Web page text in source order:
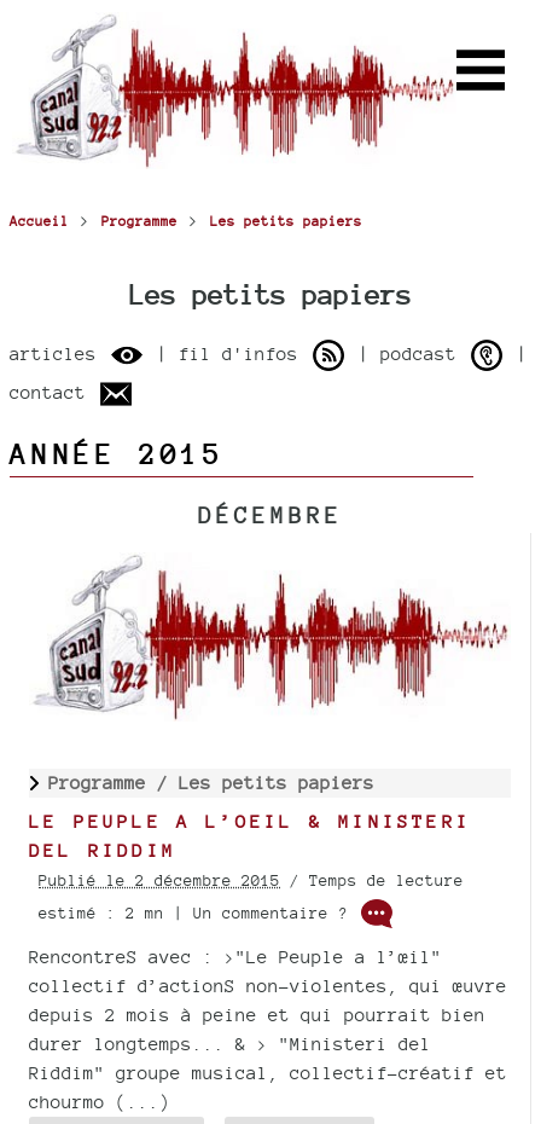
Accueil > Programme > Les petits papiers
Les petits papiers
articles | fil d'infos | podcast
|
contact
ANNÉE 2015
DÉCEMBRE
Programme / Les petits papiers
LE PEUPLE A L’OEIL & MINISTERI
DEL RIDDIM
Publié le 2 décembre 2015 / Temps de lecture
estimé : 2 mn | Un commentaire ?
RencontreS avec : >"Le Peuple a l’œil"
collectif d’actionS non-violentes, qui œuvre
depuis 2 mois à peine et qui pourrait bien
durer longtemps... & > "Ministeri del
Riddim" groupe musical, collectif-créatif et
chourmo (...)